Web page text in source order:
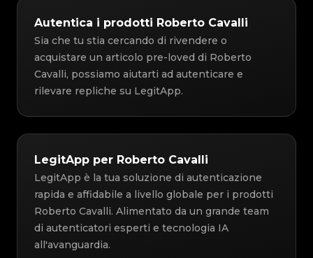
Autentica i prodotti Roberto Cavalli
Sia che tu stia cercando di rivendere o
acquistare un articolo pre-loved di Roberto
Cavalli, possiamo aiutarti ad autenticare e
rilevare repliche su LegitApp.
LegitApp per Roberto Cavalli
LegitApp è la tua soluzione di autenticazione
rapida e affidabile a livello globale per i prodotti
Roberto Cavalli. Alimentato da un grande team
di autenticatori esperti e tecnologia IA
all'avanguardia.